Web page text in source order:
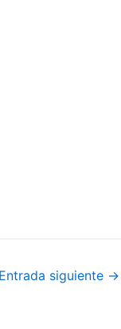
Entrada siguiente →